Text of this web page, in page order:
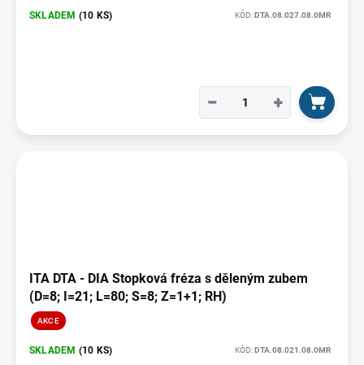
SKLADEM (10 KS) KÓD:DTA.08.027.08.0MR
+
−
ITA DTA - DIA Stopková fréza s děleným zubem
(D=8; I=21; L=80; S=8; Z=1+1; RH)
AKCE
SKLADEM (10 KS) KÓD:DTA.08.021.08.0MR